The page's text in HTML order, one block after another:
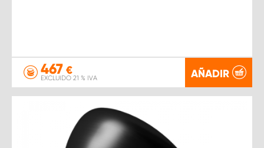
467 €
EXCLUIDO 21 % IVA AÑADIR